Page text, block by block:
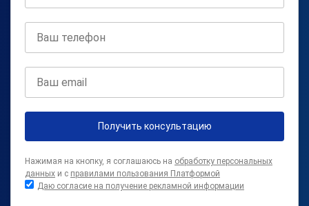
Получить консультацию
Нажимая на кнопку, я соглашаюсь на обработку персональных
данных и с правилами пользования Платформой
Даю согласие на получение рекламной информации